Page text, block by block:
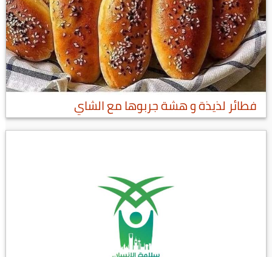
فطائر لذيذة و هشة جربوها مع الشاي